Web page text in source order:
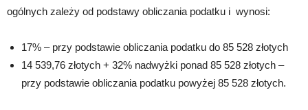
ogólnych zależy od podstawy obliczania podatku i wynosi:
17% – przy podstawie obliczania podatku do 85 528 złotych
14 539,76 złotych + 32% nadwyżki ponad 85 528 złotych –
przy podstawie obliczania podatku powyżej 85 528 złotych.